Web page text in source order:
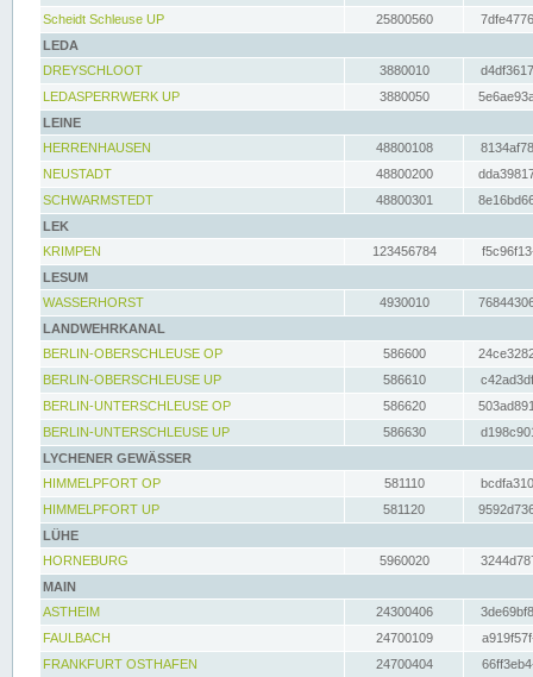
Scheidt Schleuse UP
25800560
LEDA
DREYSCHLOOT
3880010
LEDASPERRWERK UP
3880050
LEINE
HERRENHAUSEN
48800108
NEUSTADT
48800200
SCHWARMSTEDT
48800301
LEK
KRIMPEN
123456784
LESUM
WASSERHORST
4930010
LANDWEHRKANAL
BERLIN-OBERSCHLEUSE OP
586600
BERLIN-OBERSCHLEUSE UP
586610
BERLIN-UNTERSCHLEUSE OP
586620
BERLIN-UNTERSCHLEUSE UP
586630
LYCHENER GEWÄSSER
HIMMELPFORT OP
581110
HIMMELPFORT UP
581120
LÜHE
HORNEBURG
5960020
MAIN
ASTHEIM
24300406
FAULBACH
24700109
FRANKFURT OSTHAFEN
24700404